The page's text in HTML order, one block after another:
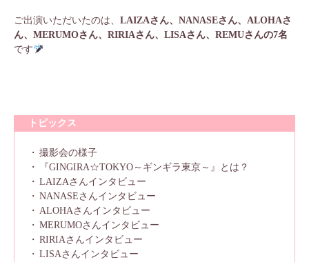
ご出演いただいたのは、 LAIZAさん、NANASEさん、ALOHAさ
ん、MERUMOさん、RIRIAさん、LISAさん、REMUさんの7名
です
トピックス
撮影会の様子
『GINGIRA☆TOKYO～ギンギラ東京～』とは？
LAIZAさんインタビュー
NANASEさんインタビュー
ALOHAさんインタビュー
MERUMOさんインタビュー
RIRIAさんインタビュー
LISAさんインタビュー